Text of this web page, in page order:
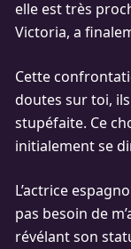
elle est très
Victoria, a
Cette
doutes sur toi,
stupéfaite. Ce
initialement se
L’actrice
pas besoin de
révélant son